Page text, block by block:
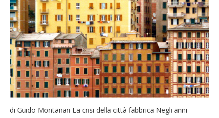
di Guido Montanari La crisi della città fabbrica Negli anni